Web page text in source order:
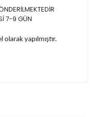
7-9 GÜN
yapılmıştır.